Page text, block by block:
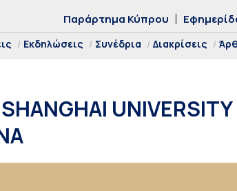
Παράρτημα Κύπρου
Εκδηλώσεις Συνέδρια Διακρίσεις
UNIVERSITY